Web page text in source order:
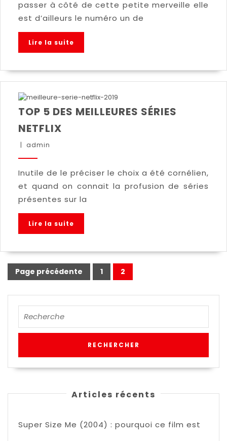
passer à côté de cette petite merveille elle
est d’ailleurs le numéro un de
Lire la suite
TOP 5 DES MEILLEURES SÉRIES
NETFLIX
| admin
Inutile de le préciser le choix a été cornélien,
et quand on connait la profusion de séries
présentes sur la
Lire la suite
Page précédente 1 2
Articles récents
Super Size Me (2004) : pourquoi ce film est